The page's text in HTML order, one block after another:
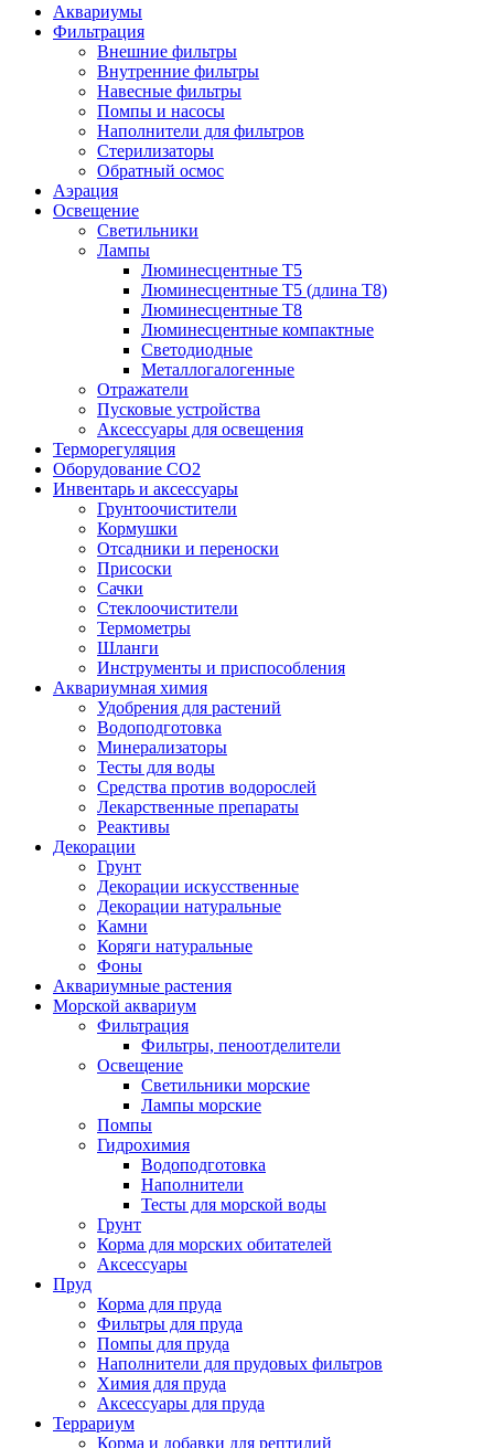
Аквариумы
Фильтрация
Внешние фильтры
Внутренние фильтры
Навесные фильтры
Помпы и насосы
Наполнители для фильтров
Стерилизаторы
Обратный осмос
Аэрация
Освещение
Светильники
Лампы
Люминесцентные T5
Люминесцентные T5 (длина T8)
Люминесцентные T8
Люминесцентные компактные
Светодиодные
Металлогалогенные
Отражатели
Пусковые устройства
Аксессуары для освещения
Терморегуляция
Оборудование CO2
Инвентарь и аксессуары
Грунтоочистители
Кормушки
Отсадники и переноски
Присоски
Сачки
Стеклоочистители
Термометры
Шланги
Инструменты и приспособления
Аквариумная химия
Удобрения для растений
Водоподготовка
Минерализаторы
Тесты для воды
Средства против водорослей
Лекарственные препараты
Реактивы
Декорации
Грунт
Декорации искусственные
Декорации натуральные
Камни
Коряги натуральные
Фоны
Аквариумные растения
Морской аквариум
Фильтрация
Фильтры, пеноотделители
Освещение
Светильники морские
Лампы морские
Помпы
Гидрохимия
Водоподготовка
Наполнители
Тесты для морской воды
Грунт
Корма для морских обитателей
Аксессуары
Пруд
Корма для пруда
Фильтры для пруда
Помпы для пруда
Наполнители для прудовых фильтров
Химия для пруда
Аксессуары для пруда
Террариум
Корма и добавки для рептилий